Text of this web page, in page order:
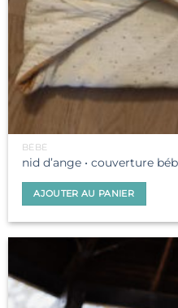
BÉBÉ
nid d’ange • couverture
AJOUTER AU PANIER